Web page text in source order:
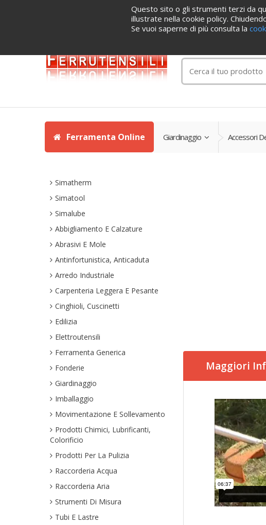
Servizi Blog Azienda Cataloghi
Ferramenta Online Giardinaggio Accessori
Simatherm
Simatool
Simalube
Abbigliamento E Calzature
Abrasivi E Mole
Antinfortunistica, Anticaduta
Arredo Industriale
Carpenteria Leggera E Pesante
Cinghioli, Cuscinetti
Edilizia
Elettroutensili
Ferramenta Generica
Fonderie
Giardinaggio
Imballaggio
Movimentazione E Sollevamento
Prodotti Chimici, Lubrificanti,
Colorificio
Prodotti Per La Pulizia
Raccorderia Acqua
Raccorderia Aria
Strumenti Di Misura
Tubi E Lastre
Maggiori
Questo sito o gli strumenti terzi da
illustrate nella cookie policy.
Se vuoi saperne di più consulta la